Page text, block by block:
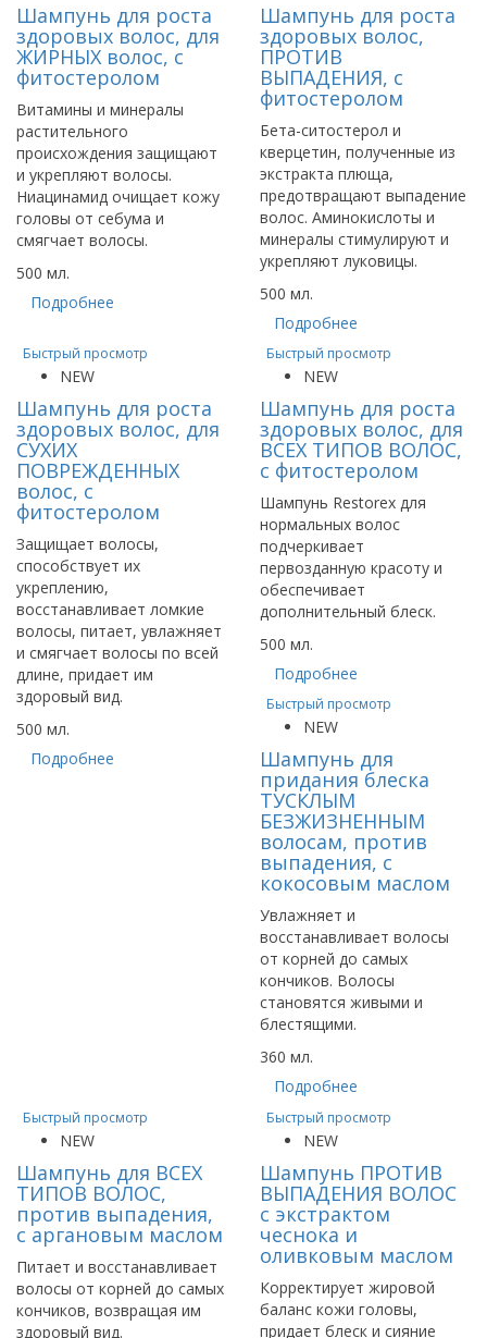
Шампунь для роста
здоровых волос, для
ЖИРНЫХ волос, с
фитостеролом
Витамины и минералы
растительного
происхождения защищают
и укрепляют волосы.
Ниацинамид очищает кожу
головы от себума и
смягчает волосы.
500 мл.
Подробнее
Шампунь для роста
здоровых волос,
ПРОТИВ
ВЫПАДЕНИЯ, с
фитостеролом
Бета-ситостерол и
кверцетин, полученные из
экстракта плюща,
предотвращают выпадение
волос. Аминокислоты и
минералы стимулируют и
укрепляют луковицы.
500 мл.
Подробнее
Быстрый просмотр
NEW
Шампунь для роста
здоровых волос, для
СУХИХ
ПОВРЕЖДЕННЫХ
волос, с
фитостеролом
Защищает волосы,
способствует их
укреплению,
восстанавливает ломкие
волосы, питает, увлажняет
и смягчает волосы по всей
длине, придает им
здоровый вид.
500 мл.
Подробнее
Быстрый просмотр
NEW
Шампунь для роста
здоровых волос, для
ВСЕХ ТИПОВ ВОЛОС,
с фитостеролом
Шампунь Restorex для
нормальных волос
подчеркивает
первозданную красоту и
обеспечивает
дополнительный блеск.
500 мл.
Подробнее
Быстрый просмотр
NEW
Шампунь для
придания блеска
ТУСКЛЫМ
БЕЗЖИЗНЕННЫМ
волосам, против
выпадения, с
кокосовым маслом
Увлажняет и
восстанавливает волосы
от корней до самых
кончиков. Волосы
становятся живыми и
блестящими.
360 мл.
Подробнее
Быстрый просмотр
NEW
Шампунь для ВСЕХ
ТИПОВ ВОЛОС,
против выпадения,
с аргановым маслом
Питает и восстанавливает
волосы от корней до самых
кончиков, возвращая им
здоровый вид.
Быстрый просмотр
NEW
Шампунь ПРОТИВ
ВЫПАДЕНИЯ ВОЛОС
с экстрактом
чеснока и
оливковым маслом
Корректирует жировой
баланс кожи головы,
придает блеск и сияние